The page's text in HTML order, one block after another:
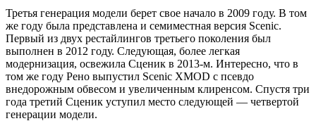
Третья генерация модели берет свое начало в 2009 году. В том
же году была представлена и семиместная версия Scenic.
Первый из двух рестайлингов третьего поколения был
выполнен в 2012 году. Следующая, более легкая
модернизация, освежила Сценик в 2013-м. Интересно, что в
том же году Рено выпустил Scenic XMOD с псевдо
внедорожным обвесом и увеличенным клиренсом. Спустя три
года третий Сценик уступил место следующей — четвертой
генерации модели.